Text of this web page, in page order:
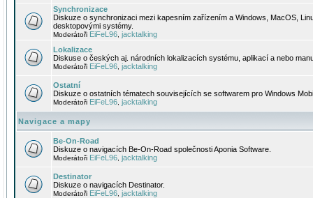
Synchronizace
Diskuze o synchronizaci mezi kapesním zařízením a Windows, MacOS,
desktopovými systémy.
Moderátoři EiFeL96 jacktalking
Lokalizace
Diskuse o českých aj. národních lokalizacích systému, aplikací a nebo
Moderátoři EiFeL96 jacktalking
Ostatní
Diskuze o ostatních tématech souvisejících se softwarem pro Windows
Moderátoři EiFeL96 jacktalking
Navigace a mapy
Be-On-Road
Diskuze o navigacích Be-On-Road společnosti Aponia Software.
Moderátoři EiFeL96 jacktalking
Destinator
Diskuze o navigacích Destinator.
Moderátoři EiFeL96 jacktalking